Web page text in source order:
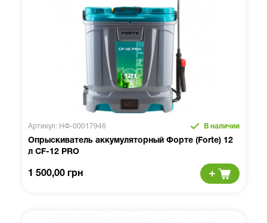
Артикул: НФ-00017946 В наличии
Опрыскиватель аккумуляторный Форте (Forte) 12
л CF-12 PRO
1 500,00 грн